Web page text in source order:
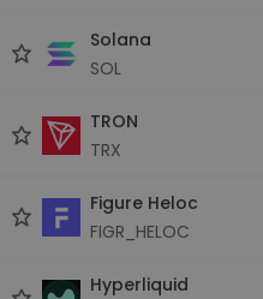
Solana
SOL
TRON
TRX
Figure Heloc
FIGR_HELOC
Hyperliquid